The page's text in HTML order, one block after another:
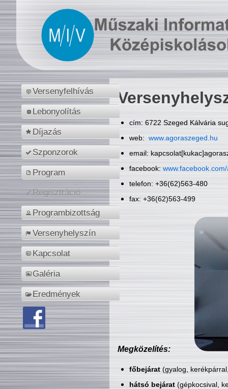
Versenyfelhívás
Lebonyolítás
Díjazás
Szponzorok
Program
Regisztráció
Programbizottság
Versenyhelyszín
Kapcsolat
Galéria
Eredmények
cím: 6722 Szeged Kálvária
web: www.agoraszeged.hu
email:
facebook:
telefon: +36(62)563-480
fax: +36(62)563-499
Megközelítés:
főbejárat(gyalog,
hátsó bejárat(gépkocsival,